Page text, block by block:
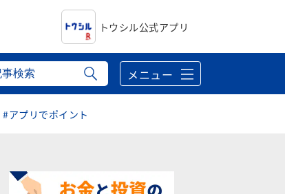
トウシル公式アプリ
メニュー
#アプリでポイント